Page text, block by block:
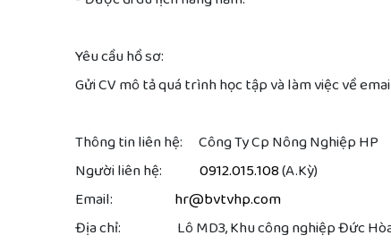
Yêu cầu hồ sơ:
Gửi CV mô tả quá trình học tập và làm việc về
Thông tin liên hệ: Công Ty Cp Nông Nghiệp HP
Người liên hệ: 0912.015.108(A.Kỳ)
Email: hr@bvtvhp.com
Địa chỉ: Lô MD3, Khu công nghiệp Đức Hòa 1-